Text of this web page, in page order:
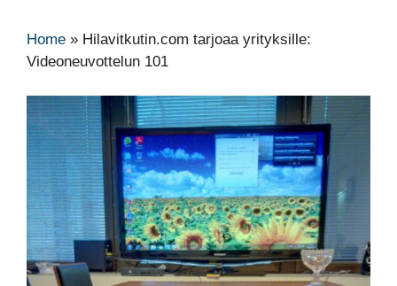
Home » Hilavitkutin.com tarjoaa yrityksille:
Videoneuvottelun 101